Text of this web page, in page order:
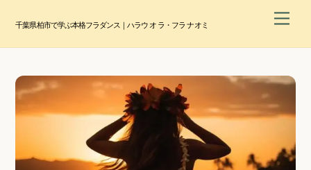
千葉県柏市で学ぶ本格フラダンス｜ハラウ オ ラ・フラ ナオミ